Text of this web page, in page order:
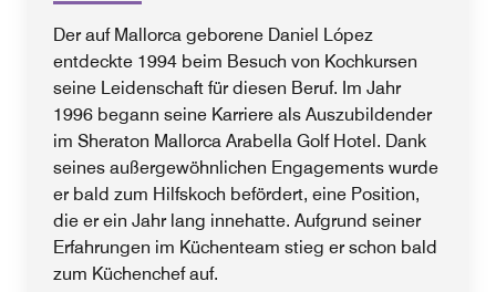
Der auf Mallorca geborene Daniel López
entdeckte 1994 beim Besuch von Kochkursen
seine Leidenschaft für diesen Beruf. Im Jahr
1996 begann seine Karriere als Auszubildender
im Sheraton Mallorca Arabella Golf Hotel. Dank
seines außergewöhnlichen Engagements wurde
er bald zum Hilfskoch befördert, eine Position,
die er ein Jahr lang innehatte. Aufgrund seiner
Erfahrungen im Küchenteam stieg er schon bald
zum Küchenchef auf.